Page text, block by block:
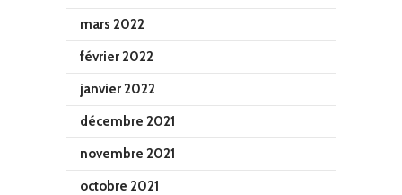
mars 2022
février 2022
janvier 2022
décembre 2021
novembre 2021
octobre 2021